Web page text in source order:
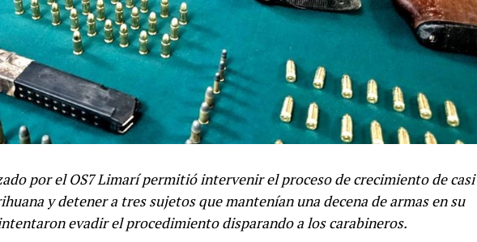
por el OS7 Limarí permitió intervenir el proceso de crecimiento de casi
y detener a tres sujetos que mantenían una decena de armas en su
evadir el procedimiento disparando a los carabineros.